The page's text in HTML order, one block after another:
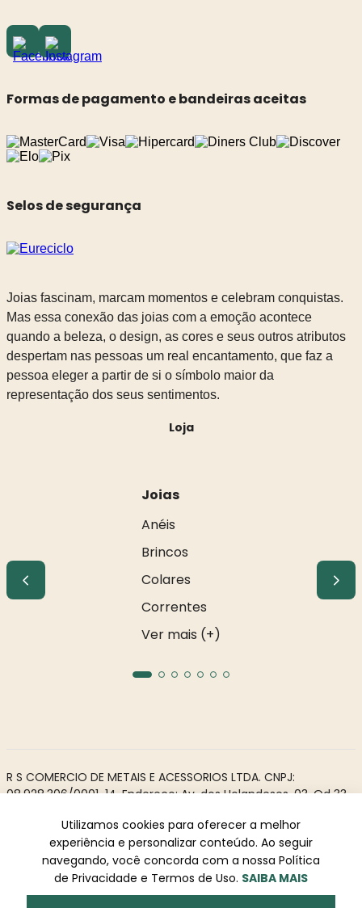
Formas de pagamento e bandeiras aceitas
Selos de segurança
Joias fascinam, marcam momentos e celebram conquistas.
Mas essa conexão das joias com a emoção acontece
quando a beleza, o design, as cores e seus outros atributos
despertam nas pessoas um real encantamento, que faz a
pessoa eleger a partir de si o símbolo maior da
representação dos seus sentimentos.
Loja
Joias
Anéis
Brincos
Colares
Correntes
Ver mais (+)
R S COMERCIO DE METAIS E ACESSORIOS LTDA. CNPJ:
08.928.306/0001-14. Endereço: Av. dos Holandeses, 03, Qd 33,
Todos os direitos reservados à Rosa Rio - As informações não
podem ser reproduzidas total ou parcialmente sem
autorização prévia.
Utilizamos cookies para oferecer a melhor
experiência e personalizar conteúdo. Ao seguir
navegando, você concorda com a nossa Política
de Privacidade e Termos de Uso. SAIBA MAIS